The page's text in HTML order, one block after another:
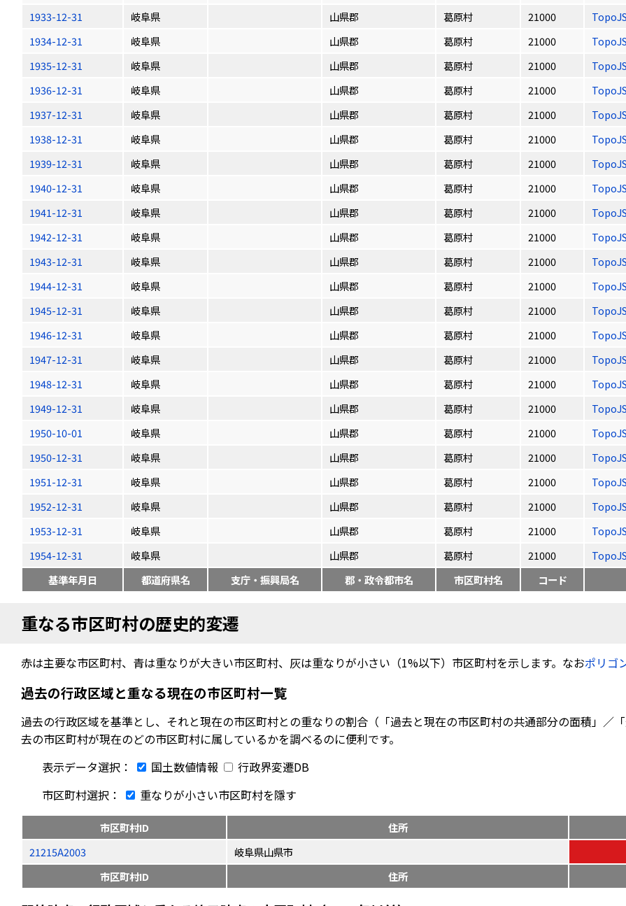
1933-12-31
岐阜県 山県郡 葛原村 21000
1934-12-31
岐阜県 山県郡 葛原村 21000
1935-12-31
岐阜県 山県郡 葛原村 21000
1936-12-31
岐阜県 山県郡 葛原村 21000
1937-12-31
岐阜県 山県郡 葛原村 21000
1938-12-31
岐阜県 山県郡 葛原村 21000
1939-12-31
岐阜県 山県郡 葛原村 21000
1940-12-31
岐阜県 山県郡 葛原村 21000
1941-12-31
岐阜県 山県郡 葛原村 21000
1942-12-31
岐阜県 山県郡 葛原村 21000
1943-12-31
岐阜県 山県郡 葛原村 21000
1944-12-31
岐阜県 山県郡 葛原村 21000
1945-12-31
岐阜県 山県郡 葛原村 21000
1946-12-31
岐阜県 山県郡 葛原村 21000
1947-12-31
岐阜県 山県郡 葛原村 21000
1948-12-31
岐阜県 山県郡 葛原村 21000
1949-12-31
岐阜県 山県郡 葛原村 21000
1950-10-01
岐阜県 山県郡 葛原村 21000
1950-12-31
岐阜県 山県郡 葛原村 21000
1951-12-31
岐阜県 山県郡 葛原村 21000
1952-12-31
岐阜県 山県郡 葛原村 21000
1953-12-31
岐阜県 山県郡 葛原村 21000
1954-12-31
岐阜県 山県郡 葛原村 21000
基準年月日
都道府県名 支庁・振興局名 郡・政令都市名 市区町村名 コード
重なる市区町村の歴史的変遷
赤は主要な市区町村、青は重なりが大きい市区町村、灰は重なりが小さい（1%以下）市区町村を示します。なおポリゴ
過去の行政区域と重なる現在の市区町村一覧
過去の行政区域を基準とし、それと現在の市区町村との重なりの割合（「過去と現在の市区町村の共通部分の面積」／
去の市区町村が現在のどの市区町村に属しているかを調べるのに便利です。
表示データ選択：
国土数値情報
行政界変遷DB
市区町村選択：
重なりが小さい市区町村を隱す
市区町村ID 住所
21215A2003
岐阜県山県市
市区町村ID 住所